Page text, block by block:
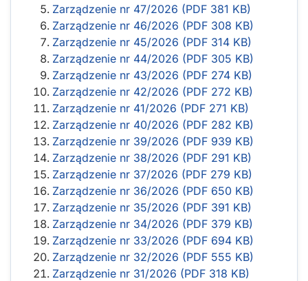
Zarządzenie nr 47/2026 (PDF 381 KB)
Zarządzenie nr 46/2026 (PDF 308 KB)
Zarządzenie nr 45/2026 (PDF 314 KB)
Zarządzenie nr 44/2026 (PDF 305 KB)
Zarządzenie nr 43/2026 (PDF 274 KB)
Zarządzenie nr 42/2026 (PDF 272 KB)
Zarządzenie nr 41/2026 (PDF 271 KB)
Zarządzenie nr 40/2026 (PDF 282 KB)
Zarządzenie nr 39/2026 (PDF 939 KB)
Zarządzenie nr 38/2026 (PDF 291 KB)
Zarządzenie nr 37/2026 (PDF 279 KB)
Zarządzenie nr 36/2026 (PDF 650 KB)
Zarządzenie nr 35/2026 (PDF 391 KB)
Zarządzenie nr 34/2026 (PDF 379 KB)
Zarządzenie nr 33/2026 (PDF 694 KB)
Zarządzenie nr 32/2026 (PDF 555 KB)
Zarządzenie nr 31/2026 (PDF 318 KB)